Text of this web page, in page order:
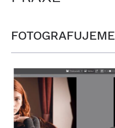
FOTOGRAFUJEME